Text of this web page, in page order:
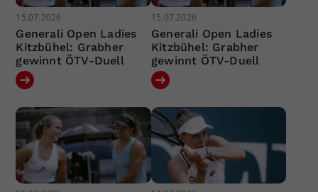
15.07.2026
Generali Open Ladies
Kitzbühel: Grabher
gewinnt ÖTV-Duell
15.07.2026
Generali Open Ladies
Kitzbühel: Grabher
gewinnt ÖTV-Duell